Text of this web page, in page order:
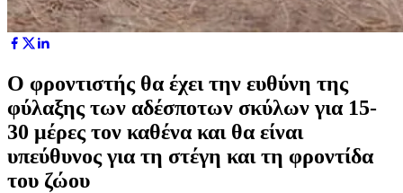
Ο φροντιστής θα έχει την ευθύνη της
φύλαξης των αδέσποτων σκύλων για 15-
30 μέρες τον καθένα και θα είναι
υπεύθυνος για τη στέγη και τη φροντίδα
του ζώου